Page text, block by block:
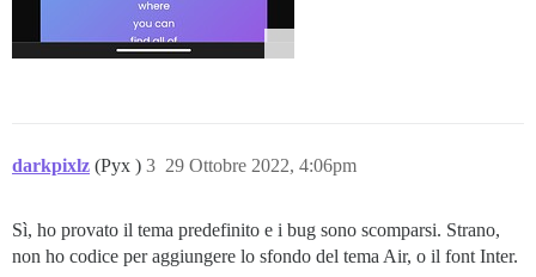
darkpixlz (Pyx ) 29 Ottobre 2022, 4:06pm
3
Sì, ho provato il tema predefinito e i bug sono scomparsi. Strano,
non ho codice per aggiungere lo sfondo del tema Air, o il font Inter.